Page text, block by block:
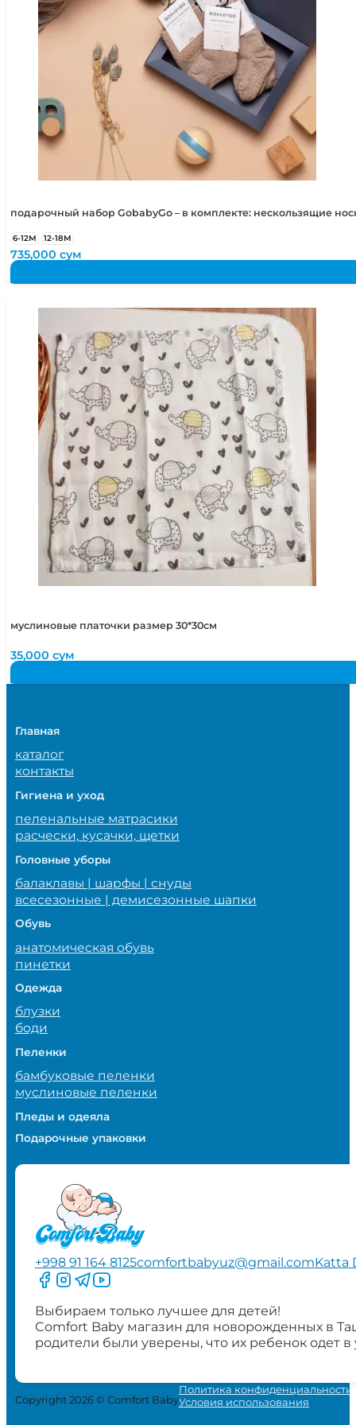
подарочный набор GobabyGo – в комплекте: нескользящие
6-12М 12-18М
735,000сум
муслиновые платочки размер 30*30см
35,000сум
Главная
каталог
контакты
Гигиена и уход
пеленальные матрасики
расчески, кусачки, щетки
Головные уборы
балаклавы | шарфы | снуды
всесезонные | демисезонные шапки
Обувь
анатомическая обувь
пинетки
Одежда
блузки
боди
Пеленки
бамбуковые пеленки
муслиновые пеленки
Пледы и одеяла
Подарочные упаковки
+998 91 164 8125comfortbabyuz@gmail.comKatta
Следите за нами на Facebook
Следите за нами в Instagram
Следите за нами в Telegram
Следите за нами в YouTube
Выбираем только лучшее для детей!
Comfort Baby магазин для новорожденных в
родители были уверены, что их ребенок одет
Copyright 2026 © Comfort Baby
Политика конфиденциальности
Условия использования